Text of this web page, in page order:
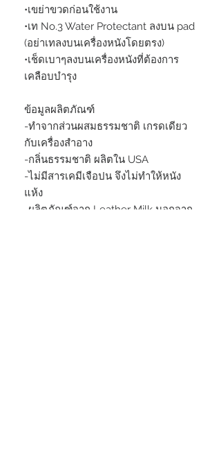
•เขย่าขวดก่อนใช้งาน
•เท No.3 Water Protectant ลงบน pad
(อย่าเทลงบนเครื่องหนังโดยตรง)
•เช็ดเบาๆลงบนเครื่องหนังที่ต้องการ
เคลือบบำรุง
ข้อมูลผลิตภัณฑ์
-ทำจากส่วนผสมธรรมชาติ เกรดเดียว
กับเครื่องสำอาง
-กลิ่นธรรมชาติ ผลิตใน USA
-ไม่มีสารเคมีเจือปน จึงไม่ทำให้หนัง
แห้ง
-ผลิตภัณฑ์จาก Leather Milk นอกจาก